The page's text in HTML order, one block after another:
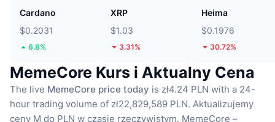
Cardano
$0.2031
6.8%
XRP
$1.03
3.31%
Heima
$0.1976
30.72%
MemeCore Kurs i Aktualny Cena
The live MemeCore price today is zł4.24 PLN with a 24-
hour trading volume of zł22,829,589 PLN. Aktualizujemy
ceny M do PLN w czasie rzeczywistym. MemeCore –